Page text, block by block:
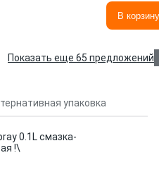
В корзину
Показать еще 65 предложений
упаковка
0.1L смазка-
!\